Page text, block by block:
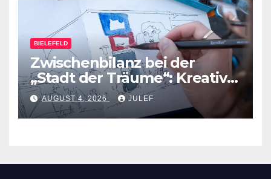
BIELEFELD
Zwischenbilanz bei der
„Stadt der Träume“: Kreative
Ideen nehmen Gestalt an
AUGUST 4, 2026 JULEF